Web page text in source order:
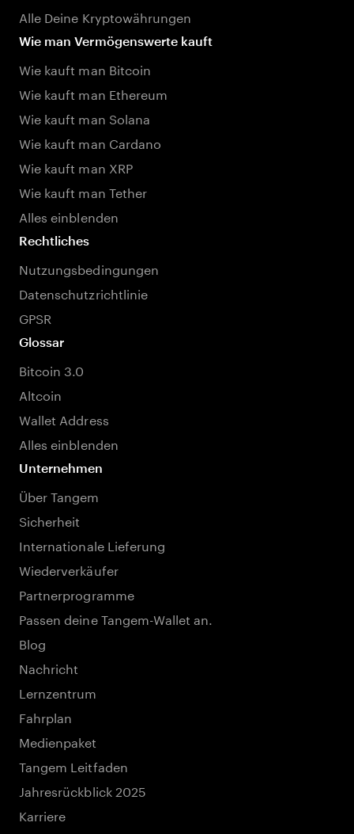
Alle Deine Kryptowährungen
Wie man Vermögenswerte kauft
Wie kauft man Bitcoin
Wie kauft man Ethereum
Wie kauft man Solana
Wie kauft man Cardano
Wie kauft man XRP
Wie kauft man Tether
Alles einblenden
Rechtliches
Nutzungsbedingungen
Datenschutzrichtlinie
GPSR
Glossar
Bitcoin 3.0
Altcoin
Wallet Address
Alles einblenden
Unternehmen
Über Tangem
Sicherheit
Internationale Lieferung
Wiederverkäufer
Partnerprogramme
Passen deine Tangem-Wallet an.
Blog
Nachricht
Lernzentrum
Fahrplan
Medienpaket
Tangem Leitfaden
Jahresrückblick 2025
Karriere